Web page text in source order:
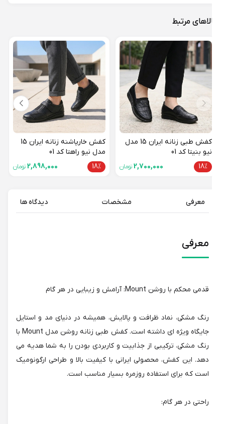
مرتبط
کفش طبی زنانه ایران 15 مدل
نیو بنیتا کد 01
18%
2,700,000 تومان
کفش خارپاشنه زنانه ایران 15
مدل نیو راهتا کد 01
18%
2,898,000تومان
معرفی مشخصات دیدگاه ها
معرفی
قدمی محکم با روشن Mount: آرامش و زیبایی در هر گام
رنگ مشکی، نماد ظرافت و پالایش، همیشه در دنیای مد و استایل
جایگاه ویژه ای داشته است. کفش طبی زنانه روشن مدل Mount با
رنگ مشکی، ترکیبی از جذابیت و کاربردی بودن را به شما هدیه می
دهد. این کفش، محصولی ایرانی با کیفیت بالا و طراحی ارگونومیک
است که برای استفاده روزمره بسیار مناسب است.
راحتی در هر گام: